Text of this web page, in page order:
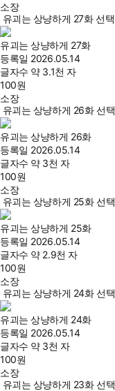
소장
유괴는 상냥하게 27화 선택
유괴는 상냥하게 27화
등록일 2026.05.14
글자수 약 3.1천 자
100원
소장
유괴는 상냥하게 26화 선택
유괴는 상냥하게 26화
등록일 2026.05.14
글자수 약 3천 자
100원
소장
유괴는 상냥하게 25화 선택
유괴는 상냥하게 25화
등록일 2026.05.14
글자수 약 2.9천 자
100원
소장
유괴는 상냥하게 24화 선택
유괴는 상냥하게 24화
등록일 2026.05.14
글자수 약 3천 자
100원
소장
유괴는 상냥하게 23화 선택